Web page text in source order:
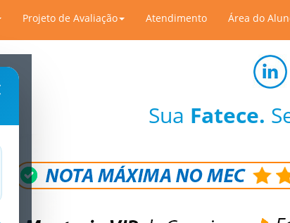
Projeto de Avaliação Atendimento Área do
Sua Fatece.